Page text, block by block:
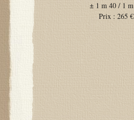
± 1 m 40 / 1
Prix : 265 €